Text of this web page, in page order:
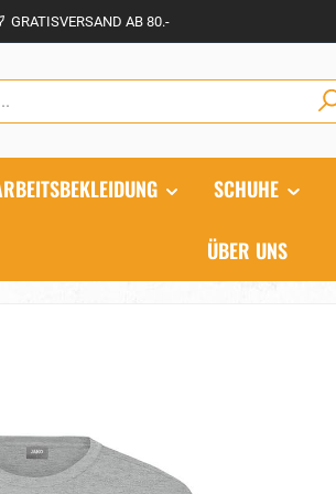
GRATISVERSAND AB 80.-
SCHUHE
ÜBER UNS